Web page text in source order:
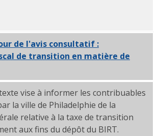
de l'avis consultatif :
de transition en matière de
vise à informer les contribuables
la ville de Philadelphie de la
relative à la taxe de transition
aux fins du dépôt du BIRT.